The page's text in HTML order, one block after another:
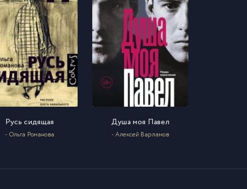
Русь сидящая
- Ольга Романова
Душа моя Павел
- Алексей Варламов